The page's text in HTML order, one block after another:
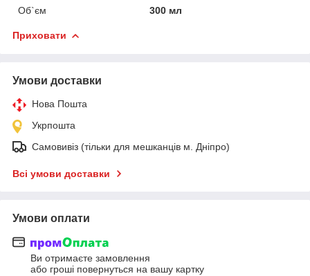
Об`єм
300 мл
Приховати
Умови доставки
Нова Пошта
Укрпошта
Самовивіз (тільки для мешканців м. Дніпро)
Всі умови доставки
Умови оплати
Ви отримаєте замовлення
або гроші повернуться на вашу картку